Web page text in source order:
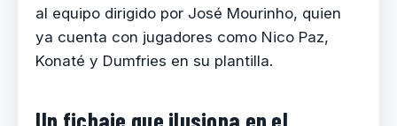
al equipo dirigido por José Mourinho, quien
ya cuenta con jugadores como Nico Paz,
Konaté y Dumfries en su plantilla.
Un fichaje que ilusiona en el